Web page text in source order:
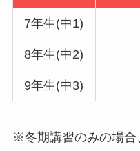
7年生(中1)
8年生(中2)
9年生(中3)
※冬期講習のみの場合